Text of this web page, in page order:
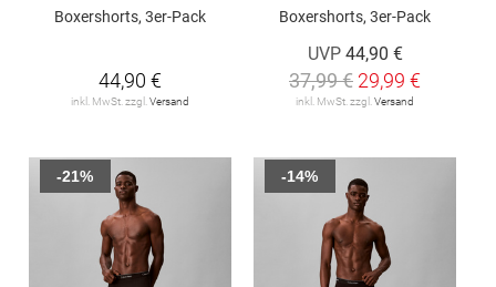
Boxershorts, 3er-Pack
44,90 €
inkl. MwSt. zzgl. Versand
Boxershorts, 3er-Pack
UVP 44,90 €
37,99 € 29,99 €
inkl. MwSt. zzgl. Versand
-21% -14%